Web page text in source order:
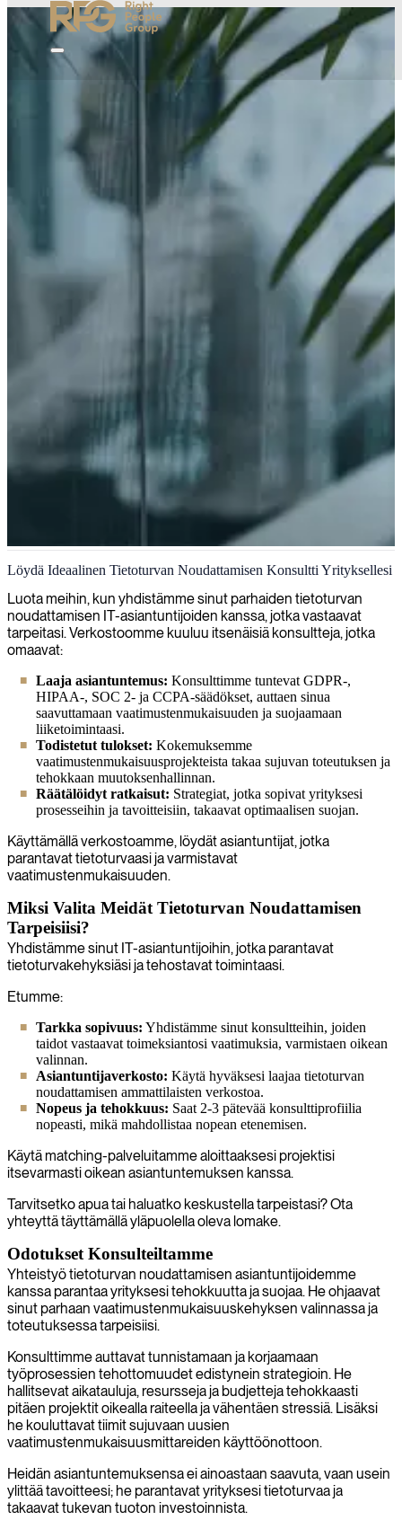
Tietoturvan noudattaminen
Tarjoamme räätälöityjä tietoturva- ja
vaatimustenmukaisuusratkaisuja, jotka suojaavat liiketoimintaasi
uhkilta ja varmistavat säädösvaatimusten noudattamisen.
Löydä Ideaalinen Tietoturvan Noudattamisen Konsultti Yrityksellesi
Luota meihin, kun yhdistämme sinut parhaiden tietoturvan
noudattamisen IT-asiantuntijoiden kanssa, jotka vastaavat
tarpeitasi. Verkostoomme kuuluu itsenäisiä konsultteja, jotka
omaavat:
Laaja asiantuntemus: Konsulttimme tuntevat GDPR-,
HIPAA-, SOC 2- ja CCPA-säädökset, auttaen sinua
saavuttamaan vaatimustenmukaisuuden ja suojaamaan
liiketoimintaasi.
Todistetut tulokset: Kokemuksemme
vaatimustenmukaisuusprojekteista takaa sujuvan toteutuksen ja
tehokkaan muutoksenhallinnan.
Räätälöidyt ratkaisut: Strategiat, jotka sopivat yrityksesi
prosesseihin ja tavoitteisiin, takaavat optimaalisen suojan.
Käyttämällä verkostoamme, löydät asiantuntijat, jotka
parantavat tietoturvaasi ja varmistavat
vaatimustenmukaisuuden.
Miksi Valita Meidät Tietoturvan Noudattamisen
Tarpeisiisi?
Yhdistämme sinut IT-asiantuntijoihin, jotka parantavat
tietoturvakehyksiäsi ja tehostavat toimintaasi.
Etumme:
Tarkka sopivuus: Yhdistämme sinut konsultteihin, joiden
taidot vastaavat toimeksiantosi vaatimuksia, varmistaen oikean
valinnan.
Asiantuntijaverkosto: Käytä hyväksesi laajaa tietoturvan
noudattamisen ammattilaisten verkostoa.
Nopeus ja tehokkuus: Saat 2-3 pätevää konsulttiprofiilia
nopeasti, mikä mahdollistaa nopean etenemisen.
Käytä matching-palveluitamme aloittaaksesi projektisi
itsevarmasti oikean asiantuntemuksen kanssa.
Tarvitsetko apua tai haluatko keskustella tarpeistasi? Ota
yhteyttä täyttämällä yläpuolella oleva lomake.
Odotukset Konsulteiltamme
Yhteistyö tietoturvan noudattamisen asiantuntijoidemme
kanssa parantaa yrityksesi tehokkuutta ja suojaa. He ohjaavat
sinut parhaan vaatimustenmukaisuuskehyksen valinnassa ja
toteutuksessa tarpeisiisi.
Konsulttimme auttavat tunnistamaan ja korjaamaan
työprosessien tehottomuudet edistynein strategioin. He
hallitsevat aikatauluja, resursseja ja budjetteja tehokkaasti
pitäen projektit oikealla raiteella ja vähentäen stressiä. Lisäksi
he kouluttavat tiimit sujuvaan uusien
vaatimustenmukaisuusmittareiden käyttöönottoon.
Heidän asiantuntemuksensa ei ainoastaan saavuta, vaan usein
ylittää tavoitteesi; he parantavat yrityksesi tietoturvaa ja
takaavat tukevan tuoton investoinnista.